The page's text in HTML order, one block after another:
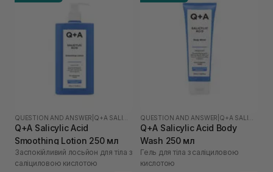
QUESTION AND ANSWER
Q+A Salicylic Acid
Smoothing Lotion 250 мл
Заспокійливий лосьйон для тіла з
саліциловою кислотою
QUESTION AND ANSWER
Q+A Salicylic Acid Body
Wash 250 мл
Гель для тіла з саліциловою
кислотою